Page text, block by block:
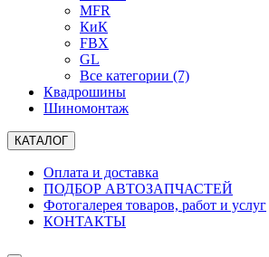
MFR
КиК
FBX
GL
Все категории (7)
Квадрошины
Шиномонтаж
КАТАЛОГ
Оплата и доставка
ПОДБОР АВТОЗАПЧАСТЕЙ
Фотогалерея товаров, работ и услуг
КОНТАКТЫ